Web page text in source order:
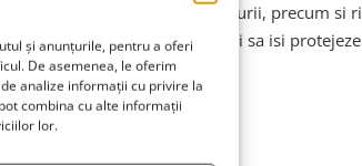
și anunțurile, pentru a oferi
De asemenea, le oferim
analize informații cu privire la
combina cu alte informații
lor.
lor asupra infrastructurii, precum si
sa ia decizii informate si sa isi